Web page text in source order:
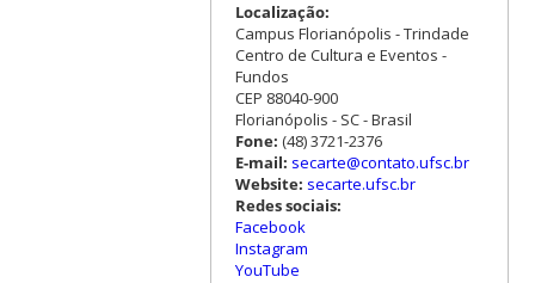
Localização:
Campus Florianópolis - Trindade
Centro de Cultura e Eventos -
Fundos
CEP 88040-900
Florianópolis - SC - Brasil
Fone: (48) 3721-2376
E-mail: secarte@contato.ufsc.br
Website: secarte.ufsc.br
Redes sociais:
Facebook
Instagram
YouTube